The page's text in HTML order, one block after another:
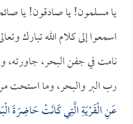
يا مسلمون! يا صادقون! يا
اسمعوا إلى كلام الله تبارك
نامت في جفن البحر،
رب البر والبحر، وما استحت من
عَنِ الْقَرْيَةِ الَّتِي كَانَتْ حَاضِرَةَ